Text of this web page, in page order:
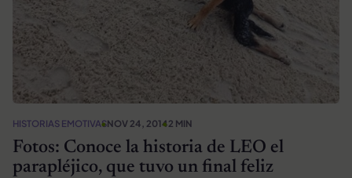
HISTORIAS EMOTIVASNOV 24, 20142 MIN
Fotos: Conoce la historia de LEO el
parapléjico, que tuvo un final feliz